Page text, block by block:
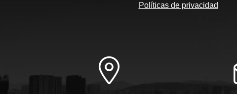
Políticas de privacidad